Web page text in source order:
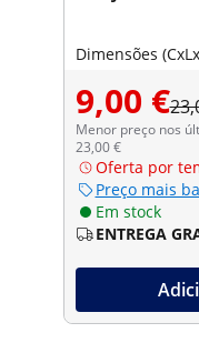
Dimensões
9,00 €
Menor preço nos
23,00 €
Oferta por
Preço mais
Em stock
ENTREGA